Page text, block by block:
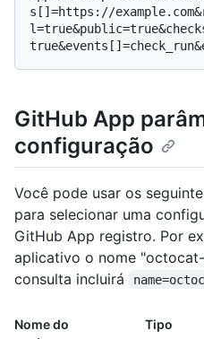
s[]=https://
GitHub App
configuração
Você pode usar os
para selecionar uma
GitHub App registro. Por
aplicativo o nome
consulta incluirá
Nome do
Tipo